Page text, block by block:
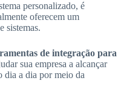
personalizado, é
oferecem um
sistemas.
de integração para
sua empresa a alcançar
dia a dia por meio da